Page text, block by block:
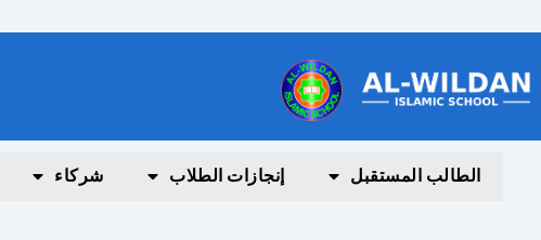
المحتوى
الطالب المستقبل إنجازات الطلاب شركاء